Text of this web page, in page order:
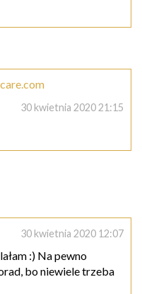
30 kwietnia 2020 21:15
30 kwietnia 2020 12:07
:) Na pewno
bo niewiele trzeba